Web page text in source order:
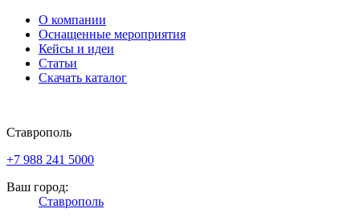
О компании
Оснащенные мероприятия
Кейсы и идеи
Статьи
Скачать каталог
Ставрополь
+7 988 241 5000
Ваш город:
Ставрополь